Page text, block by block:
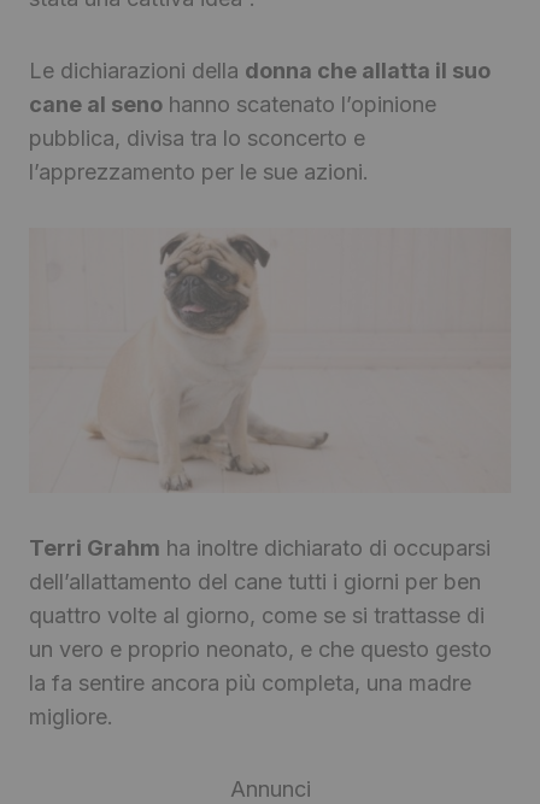
Le dichiarazioni della donna che allatta il suo
cane al seno hanno scatenato l’opinione
pubblica, divisa tra lo sconcerto e
l’apprezzamento per le sue azioni.
Terri Grahm ha inoltre dichiarato di occuparsi
dell’allattamento del cane tutti i giorni per ben
quattro volte al giorno, come se si trattasse di
un vero e proprio neonato, e che questo gesto
la fa sentire ancora più completa, una madre
migliore.
Annunci